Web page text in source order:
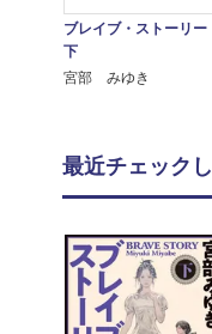
ブレイブ・ストーリー
下
宮部 みゆき
最近チェック